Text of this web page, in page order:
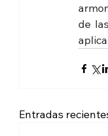
de
Entradas